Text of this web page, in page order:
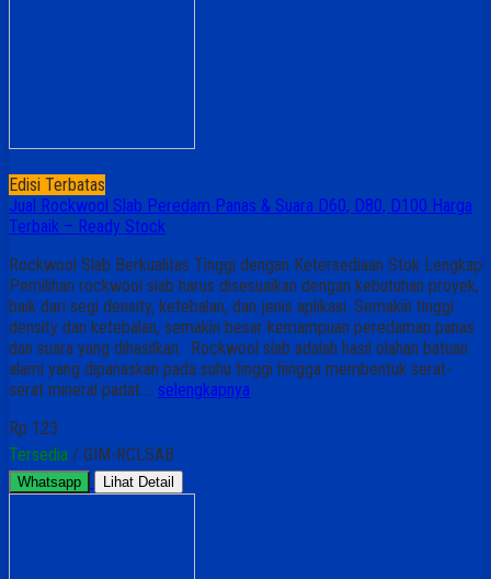
Edisi Terbatas
Jual Rockwool Slab Peredam Panas & Suara D60, D80, D100 Harga
Terbaik – Ready Stock
Rockwool Slab Berkualitas Tinggi dengan Ketersediaan Stok Lengkap
Pemilihan rockwool slab harus disesuaikan dengan kebutuhan proyek,
baik dari segi density, ketebalan, dan jenis aplikasi. Semakin tinggi
density dan ketebalan, semakin besar kemampuan peredaman panas
dan suara yang dihasilkan. Rockwool slab adalah hasil olahan batuan
alami yang dipanaskan pada suhu tinggi hingga membentuk serat-
serat mineral padat…. selengkapnya
Rp 123
Tersedia / GIM-RCLSAB
Whatsapp Lihat Detail